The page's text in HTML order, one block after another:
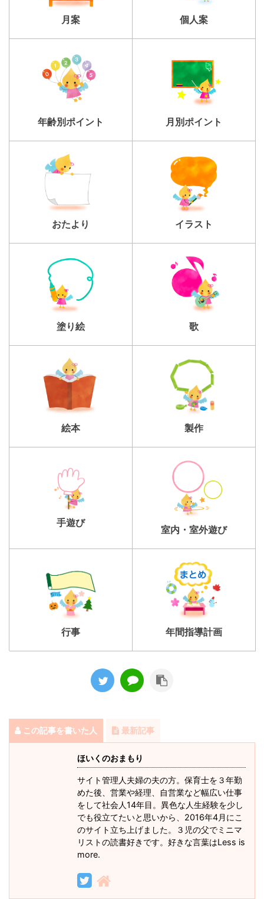
月案 個人案
年齢別ポイント 月別ポイント
おたより イラスト
塗り絵 歌
絵本 製作
手遊び
室内・室外遊び
行事 年間指導計画
この記事を書いた人 最新記事
ほいくのおまもり
サイト管理人夫婦の夫の方。保育士を３年勤
めた後、営業や経理、自営業など幅広い仕事
をして社会人14年目。異色な人生経験を少し
でも役立てたいと思いから、2016年4月にこ
のサイト立ち上げました。３児の父でミニマ
リストの読書好きです。好きな言葉はLess is
more.